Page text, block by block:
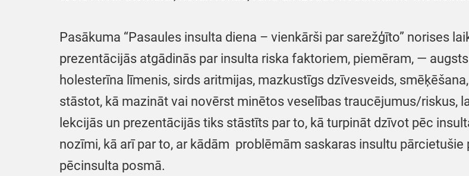
Pasākuma “Pasaules insulta diena – vienkārši par sarežģīto” norises
prezentācijās atgādinās par insulta riska faktoriem, piemēram, —
holesterīna līmenis, sirds aritmijas, mazkustīgs dzīvesveids,
stāstot, kā mazināt vai novērst minētos veselības traucējumus/riskus,
lekcijās un prezentācijās tiks stāstīts par to, kā turpināt dzīvot pēc
nozīmi, kā arī par to, ar kādām problēmām saskaras insultu
pēcinsulta posmā.